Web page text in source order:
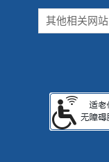
其他相关网站